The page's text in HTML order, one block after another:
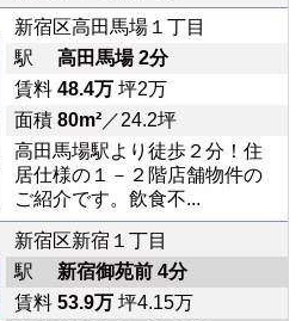
新宿区高田馬場１丁目
駅 高田馬場 2分
賃料 48.4万坪2万
面積 80m²／24.2坪
高田馬場駅より徒歩２分！住
居仕様の１－２階店舗物件の
ご紹介です。飲食不...
新宿区新宿１丁目
駅 新宿御苑前 4分
賃料 53.9万坪4.15万